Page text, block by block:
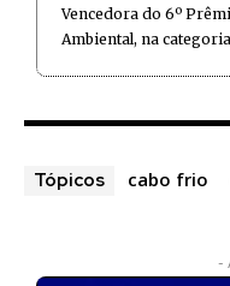
Vencedora do 6º
Ambiental, na
Tópicos cabo frio
-